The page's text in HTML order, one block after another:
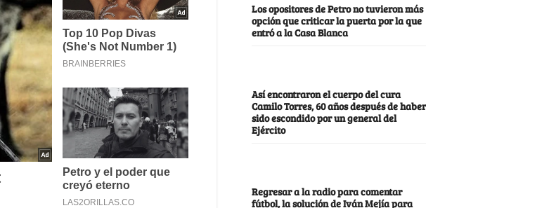
Los opositores de Petro no tuvieron más
opción que criticar la puerta por la que
entró a la Casa Blanca
Así encontraron el cuerpo del cura
Camilo Torres, 60 años después de haber
sido escondido por un general del
Ejército
Regresar a la radio para comentar
fútbol, la solución de Iván Mejía para